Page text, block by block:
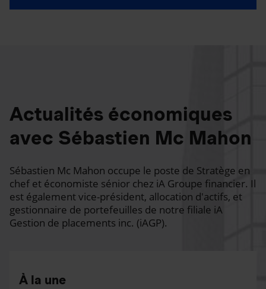
Actualités économiques
avec Sébastien Mc Mahon
Sébastien Mc Mahon occupe le poste de Stratège en
chef et économiste sénior chez iA Groupe financier. Il
est également vice-président, allocation d'actifs, et
gestionnaire de portefeuilles de notre filiale iA
Gestion de placements inc. (iAGP).
À la une